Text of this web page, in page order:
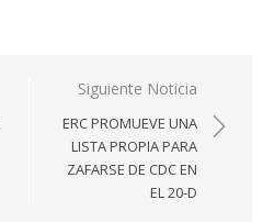
Siguiente Noticia
ERC PROMUEVE UNA
LISTA PROPIA PARA
ZAFARSE DE CDC EN
EL 20-D